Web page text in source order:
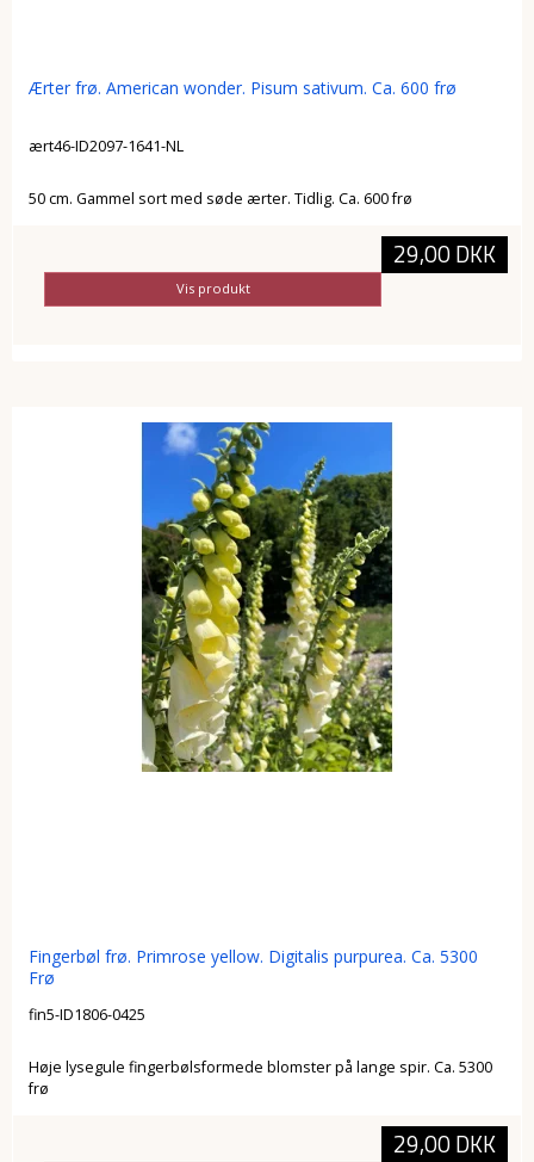
Ærter frø. American wonder. Pisum sativum. Ca. 600 frø
ært46-ID2097-1641-NL
50 cm. Gammel sort med søde ærter. Tidlig. Ca. 600 frø
29,00 DKK
Vis produkt
Fingerbøl frø. Primrose yellow. Digitalis purpurea. Ca. 5300
Frø
fin5-ID1806-0425
Høje lysegule fingerbølsformede blomster på lange spir. Ca. 5300
frø
29,00 DKK